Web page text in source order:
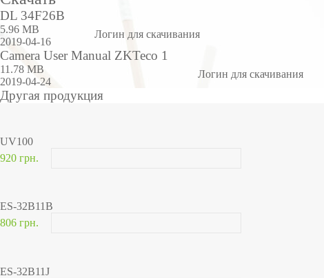
DL 34F26B
5.96 MB
2019-04-16
Логин для скачивания
Camera User Manual ZKTeco 1
11.78 MB
2019-04-24
Логин для скачивания
Другая продукция
UV100
920 грн.
ES-32B11B
806 грн.
ES-32B11J